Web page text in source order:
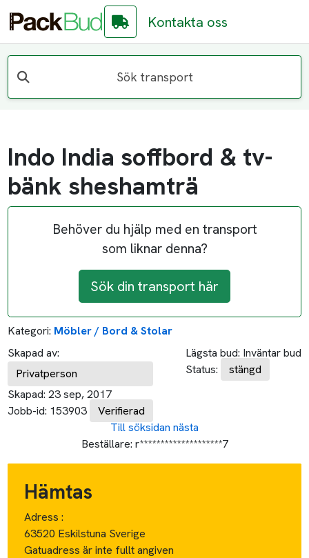
Kontakta oss
Sök transport
Indo India soffbord & tv-
bänk sheshamträ
Behöver du hjälp med en transport
som liknar denna?
Sök din transport här
Kategori: Möbler / Bord & Stolar
Skapad av:
Privatperson
Skapad: 23 sep, 2017
Jobb-id: 153903 Verifierad
Lägsta bud: Inväntar bud
Status:
stängd
Till söksidan nästa
Beställare: r********************7
Hämtas
Adress :
63520 Eskilstuna Sverige
Gatuadress är inte fullt angiven